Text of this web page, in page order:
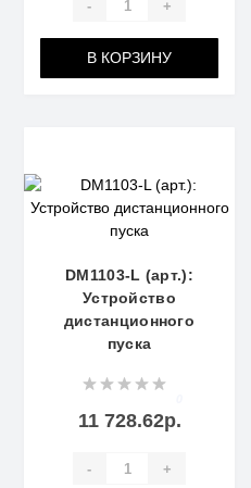
- +
В КОРЗИНУ
DM1103-L (арт.):
Устройство
дистанционного
пуска
11 728.62р.
- +